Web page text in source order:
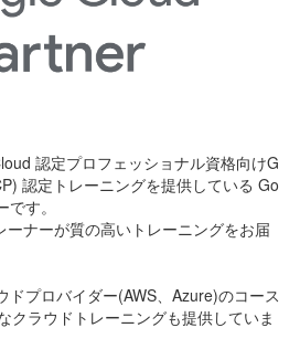
認定プロフェッショナル資格向けG
認定トレーニングを提供している Go
す。
ナーが質の高いトレーニングをお届
ドプロバイダー(AWS、Azure)のコース
クラウドトレーニングも提供していま